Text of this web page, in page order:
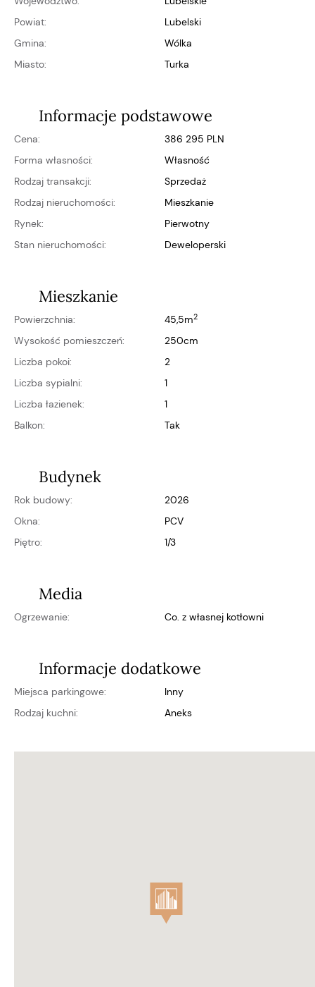
Powiat:
lubelski
Gmina:
Wólka
Miasto:
Turka
Informacje podstawowe
Cena:
386 295 PLN
Forma własności:
własność
Rodzaj transakcji:
Sprzedaż
Rodzaj nieruchomości:
Mieszkanie
Rynek:
pierwotny
Stan nieruchomości:
deweloperski
Mieszkanie
Powierzchnia: 45,5m2
Wysokość pomieszczeń:
250cm
Liczba pokoi:
2
Liczba sypialni:
1
Liczba łazienek:
1
Balkon:
Tak
Budynek
Rok budowy:
2026
Okna:
PCV
Piętro:
1/3
Media
Ogrzewanie: co. z własnej kotłowni
Informacje dodatkowe
Miejsca parkingowe:
inny
Rodzaj kuchni:
aneks